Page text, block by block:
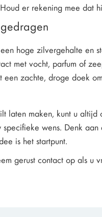
er rekening mee dat
hoge zilvergehalte en
met vocht, parfum of
zachte, droge doek
laten maken, kunt u
wens. Denk
is het startpunt.
gerust contact op als u